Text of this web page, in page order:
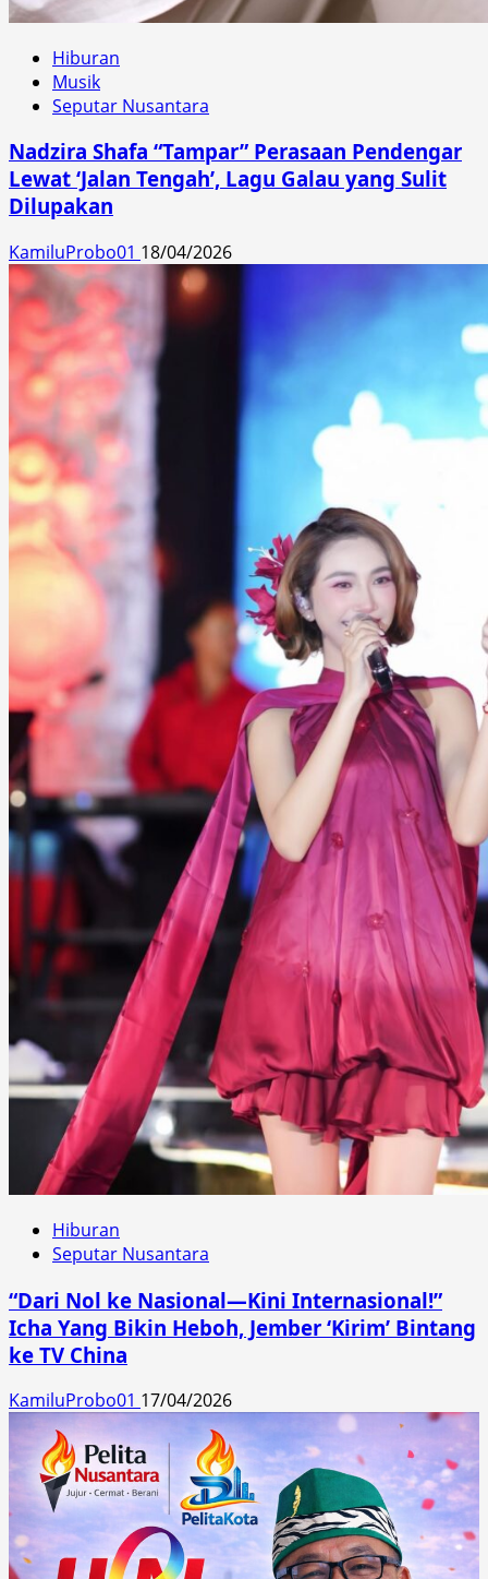
Hiburan
Musik
Seputar Nusantara
Nadzira Shafa “Tampar” Perasaan Pendengar
Lewat ‘Jalan Tengah’, Lagu Galau yang Sulit
Dilupakan
KamiluProbo01 18/04/2026
Hiburan
Seputar Nusantara
“Dari Nol ke Nasional—Kini Internasional!”
Icha Yang Bikin Heboh, Jember ‘Kirim’ Bintang
ke TV China
KamiluProbo01 17/04/2026